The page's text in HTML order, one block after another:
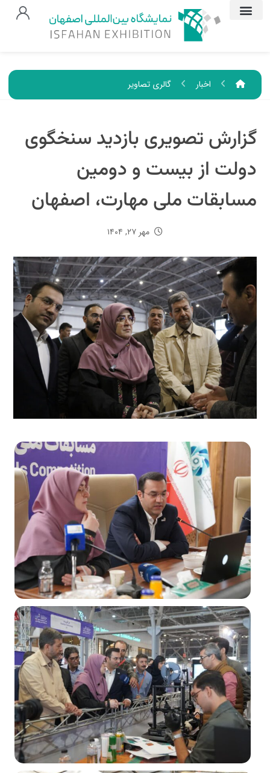
اخبار گالری تصاویر
گزارش تصویری بازدید سنخگوی
دولت از بیست و دومین
مسابقات ملی مهارت، اصفهان
مهر ۲۷, ۱۴۰۴